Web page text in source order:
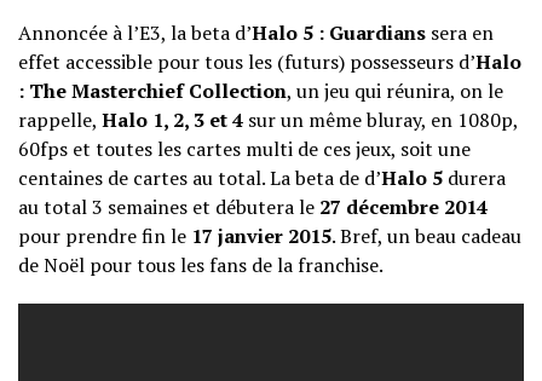
Annoncée à l’E3, la beta d’Halo 5 : Guardians sera en
effet accessible pour tous les (futurs) possesseurs d’Halo
: The Masterchief Collection, un jeu qui réunira, on le
rappelle, Halo 1, 2, 3 et 4 sur un même bluray, en 1080p,
60fps et toutes les cartes multi de ces jeux, soit une
centaines de cartes au total. La beta de d’Halo 5 durera
au total 3 semaines et débutera le 27 décembre 2014
pour prendre fin le 17 janvier 2015. Bref, un beau cadeau
de Noël pour tous les fans de la franchise.